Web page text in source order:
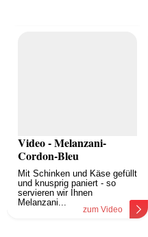
Video - Melanzani-
Cordon-Bleu
Mit Schinken und Käse gefüllt
und knusprig paniert - so
servieren wir Ihnen
Melanzani...
zum Video